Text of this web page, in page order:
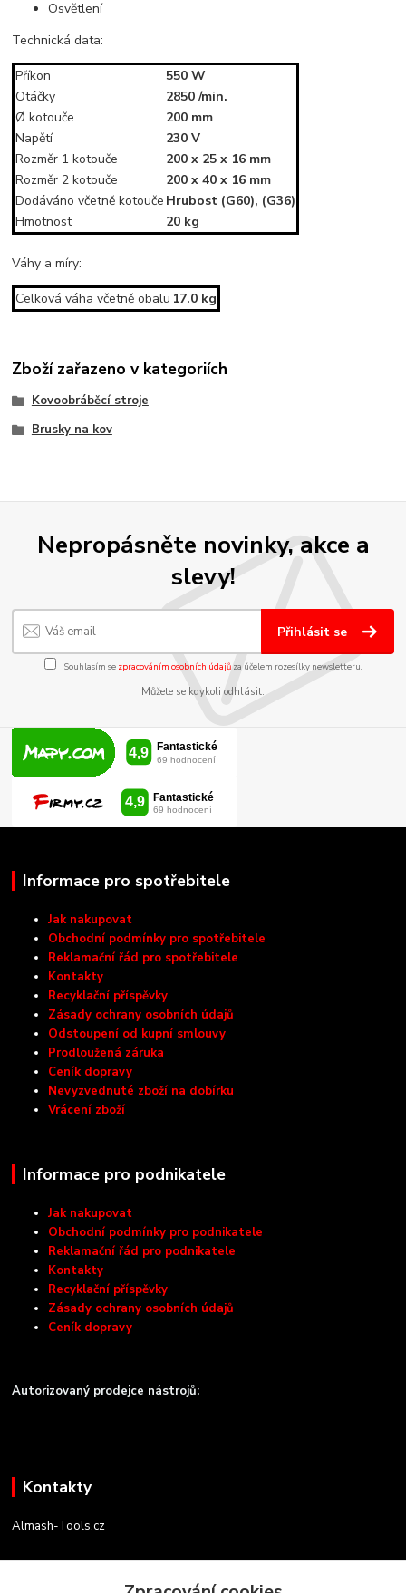
Osvětlení
Technická data:
Příkon
550 W
Otáčky
2850 /min.
Ø kotouče
200 mm
Napětí
230 V
Rozměr 1 kotouče
200 x 25 x 16 mm
Rozměr 2 kotouče
200 x 40 x 16 mm
Dodáváno včetně kotouče Hrubost (G60), (G36)
Hmotnost
20 kg
Váhy a míry:
Celková váha včetně obalu 17.0 kg
Zboží zařazeno v kategoriích
Kovoobráběcí stroje
Brusky na kov
Nepropásněte novinky, akce a
slevy!
Přihlásit se
Souhlasím se zpracováním osobních údajůza účelem rozesílky newsletteru.
Můžete se kdykoli odhlásit.
Informace pro spotřebitele
Jak nakupovat
Obchodní podmínky pro spotřebitele
Reklamační řád pro spotřebitele
Kontakty
Recyklační příspěvky
Zásady ochrany osobních údajů
Odstoupení od kupní smlouvy
Prodloužená záruka
Ceník dopravy
Nevyzvednuté zboží na dobírku
Vrácení zboží
Informace pro podnikatele
Jak nakupovat
Obchodní podmínky pro podnikatele
Reklamační řád pro podnikatele
Kontakty
Recyklační příspěvky
Zásady ochrany osobních údajů
Ceník dopravy
Autorizovaný prodejce nástrojů:
Kontakty
Almash-Tools.cz
Aleš Kolář
+420 603 145 054